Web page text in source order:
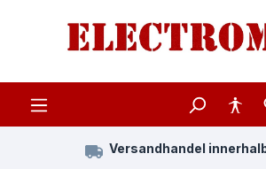
Zum Hauptinhalt springen
Versandhandel